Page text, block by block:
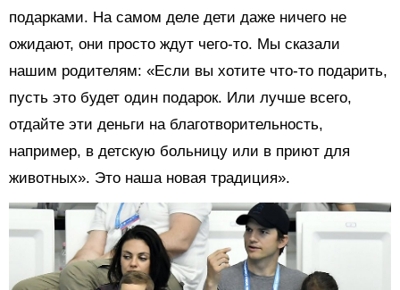
подарками. На самом деле дети даже ничего не
ожидают, они просто ждут чего-то. Мы сказали
нашим родителям: «Если вы хотите что-то подарить,
пусть это будет один подарок. Или лучше всего,
отдайте эти деньги на благотворительность,
например, в детскую больницу или в приют для
животных». Это наша новая традиция».